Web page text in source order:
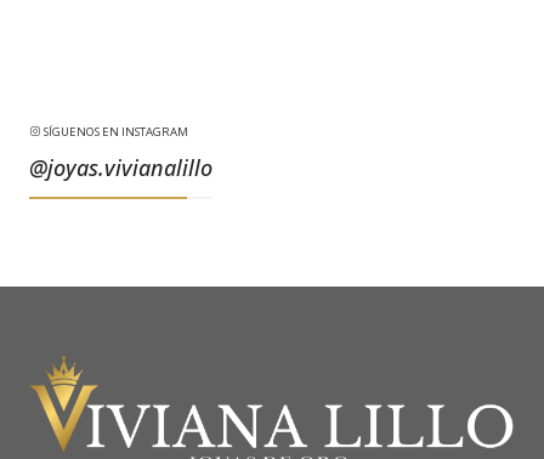
SÍGUENOS EN INSTAGRAM
@joyas.vivianalillo